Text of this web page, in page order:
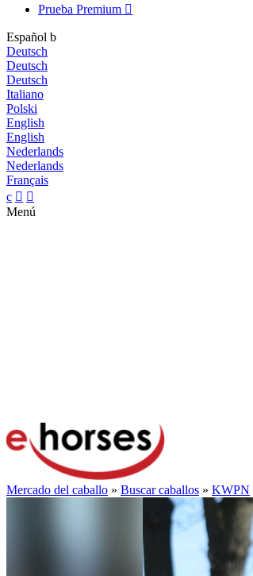
Prueba Premium 
Español b
Deutsch
Deutsch
Deutsch
Italiano
Polski
English
English
Nederlands
Nederlands
Français
c  
Menú
Mercado del caballo » Buscar caballos » KWPN